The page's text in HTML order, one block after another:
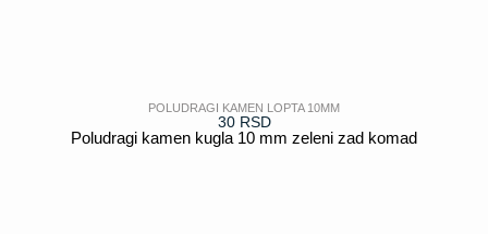
POLUDRAGI KAMEN LOPTA 10MM
30 RSD
Poludragi kamen kugla 10 mm zeleni zad komad